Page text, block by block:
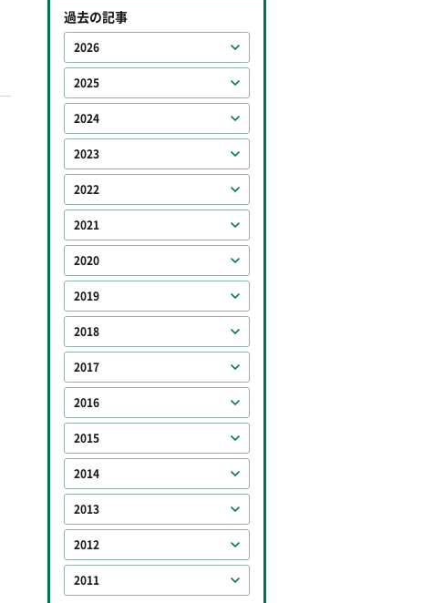
過去の記事
2026
2025
2024
2023
2022
2021
2020
2019
2018
2017
2016
2015
2014
2013
2012
2011